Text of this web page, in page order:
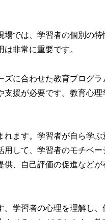
場では、学習者の個別の特
非常に重要です。
ズに合わせた教育プログラ
支援が必要です。教育心理
れます。学習者が自ら学ぶ
用して、学習者のモチベー
供、自己評価の促進などが
。学習者の心理を理解し、